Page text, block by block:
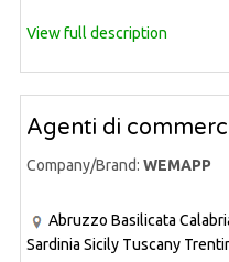
View full description
Agenti di
Company/Brand: WEMAPP
Abruzzo Basilicata
Sardinia Sicily Tuscany